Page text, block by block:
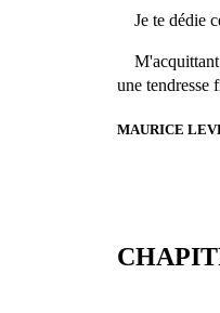
Je te dédie
une tendresse
MAURICE